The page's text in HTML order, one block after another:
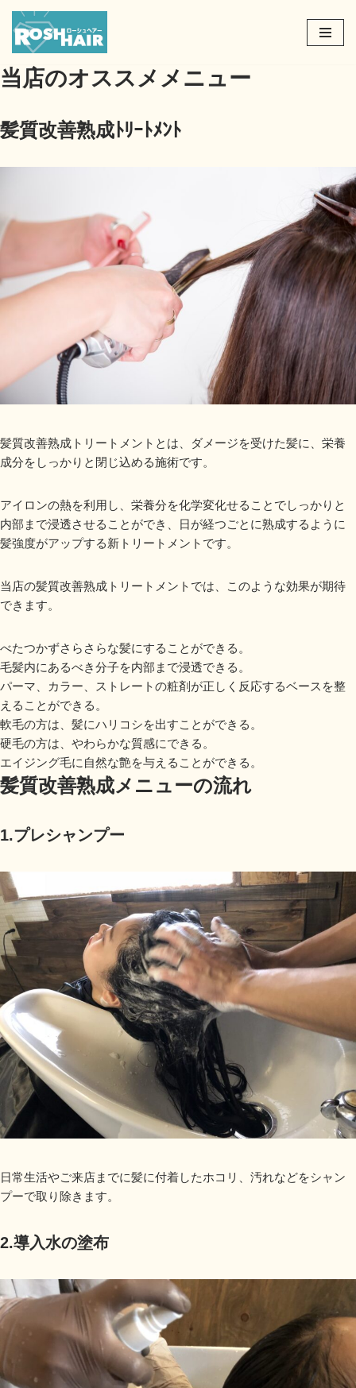
コ
テ
ツ
へ
当店のオススメメニュー
髪質改善熟成ﾄﾘｰﾄﾒﾝﾄ
髪質改善熟成トリートメントとは、ダメージを受けた髪に、栄養
成分をしっかりと閉じ込める施術です。
アイロンの熱を利用し、栄養分を化学変化せることでしっかりと
内部まで浸透させることができ、日が経つごとに熟成するように
髪強度がアップする新トリートメントです。
当店の髪質改善熟成トリートメントでは、このような効果が期待
できます。
べたつかずさらさらな髪にすることができる。
毛髪内にあるべき分子を内部まで浸透できる。
パーマ、カラー、ストレートの粧剤が正しく反応するベースを整
えることができる。
軟毛の方は、髪にハリコシを出すことができる。
硬毛の方は、やわらかな質感にできる。
エイジング毛に自然な艶を与えることができる。
髪質改善熟成メニューの流れ
1.プレシャンプー
日常生活やご来店までに髪に付着したホコリ、汚れなどをシャン
プーで取り除きます。
2.導入水の塗布